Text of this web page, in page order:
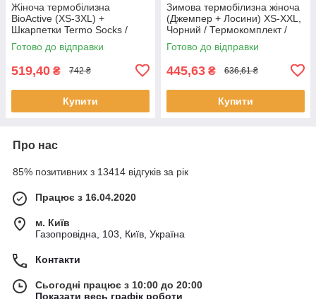
Жіноча термобілизна
BioActive (XS-3XL) +
Шкарпетки Termo Socks /
Термокомплект / Жіноча
тепла термобілизна
Готово до відправки
519,40 ₴ 742 ₴
Купити
Зимова термобілизна жіноча
(Джемпер + Лосини) XS-XXL,
Чорний / Термокомплект /
Комплект термобілизни /
Термоодяг
Готово до відправки
445,63 ₴ 636,61 ₴
Купити
Про нас
85% позитивних з 13414 відгуків за рік
Працює з 16.04.2020
м. Київ
Газопровідна, 103, Київ, Україна
Контакти
Сьогодні працює з 10:00 до 20:00
Показати весь графік роботи